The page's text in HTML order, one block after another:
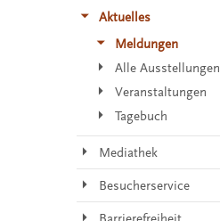
Aktuelles
Meldungen
Alle Ausstellungen
Veranstaltungen
Tagebuch
Mediathek
Besucherservice